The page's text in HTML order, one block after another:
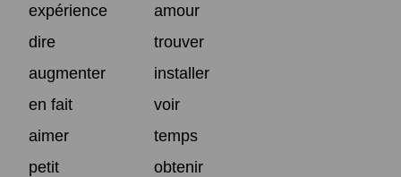
expérience
amour
dire
trouver
augmenter
installer
en fait
voir
aimer
temps
petit
obtenir